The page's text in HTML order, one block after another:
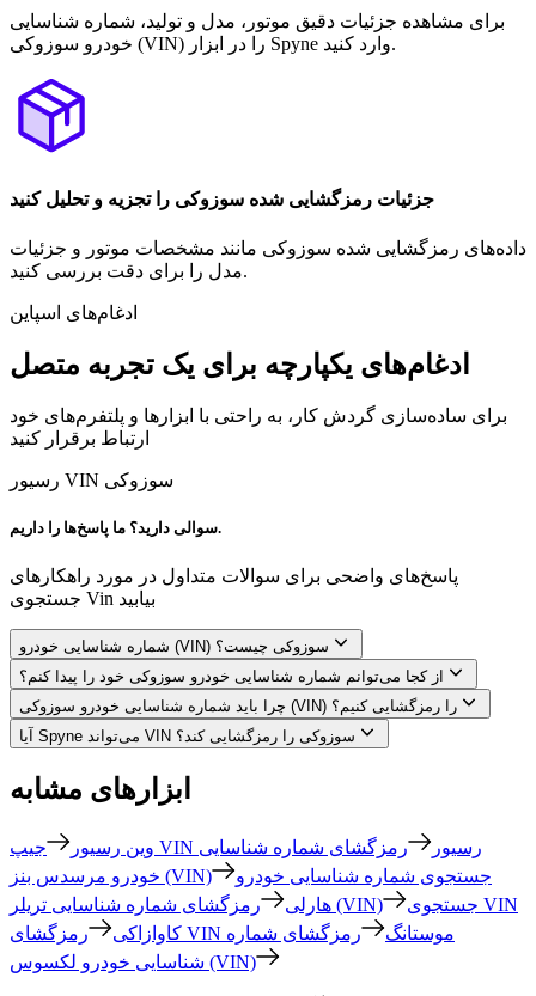
برای مشاهده جزئیات دقیق موتور، مدل و تولید، شماره شناسایی
خودرو سوزوکی (VIN) را در ابزار Spyne وارد کنید.
جزئیات رمزگشایی شده سوزوکی را تجزیه و تحلیل کنید
داده‌های رمزگشایی شده سوزوکی مانند مشخصات موتور و جزئیات
مدل را برای دقت بررسی کنید.
ادغام‌های اسپاین
ادغام‌های یکپارچه برای یک تجربه متصل
برای ساده‌سازی گردش کار، به راحتی با ابزارها و پلتفرم‌های خود
ارتباط برقرار کنید
رسیور VIN سوزوکی
سوالی دارید؟ ما پاسخ‌ها را داریم.
پاسخ‌های واضحی برای سوالات متداول در مورد راهکارهای
جستجوی Vin بیابید
شماره شناسایی خودرو (VIN) سوزوکی چیست؟
از کجا می‌توانم شماره شناسایی خودرو سوزوکی خود را پیدا کنم؟
چرا باید شماره شناسایی خودرو سوزوکی (VIN) را رمزگشایی کنیم؟
آیا Spyne می‌تواند VIN سوزوکی را رمزگشایی کند؟
ابزارهای مشابه
وین رسیور جیپ VIN رسیور
رمزگشای شماره شناسایی
خودرو مرسدس بنز (VIN)
جستجوی شماره شناسایی خودرو
هارلی رمزگشای شماره شناسایی تریلر (VIN)
جستجوی VIN
کاوازاکی
رمزگشای VIN موستانگ
رمزگشای شماره
شناسایی خودرو لکسوس (VIN)